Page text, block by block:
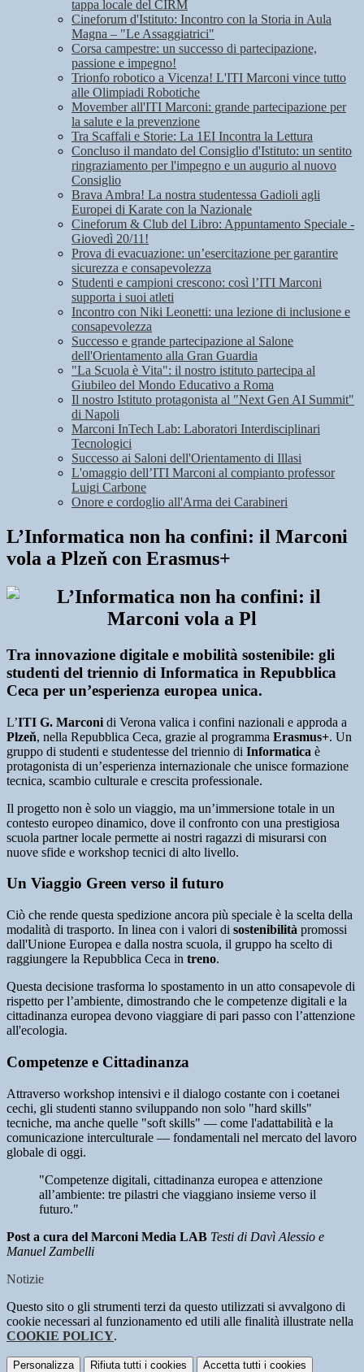
tappa locale del CIRM
Cineforum d'Istituto: Incontro con la Storia in Aula
Magna – "Le Assaggiatrici"
Corsa campestre: un successo di partecipazione,
passione e impegno!
Trionfo robotico a Vicenza! L'ITI Marconi vince tutto
alle Olimpiadi Robotiche
Movember all'ITI Marconi: grande partecipazione per
la salute e la prevenzione
Tra Scaffali e Storie: La 1EI Incontra la Lettura
Concluso il mandato del Consiglio d'Istituto: un sentito
ringraziamento per l'impegno e un augurio al nuovo
Consiglio
Brava Ambra! La nostra studentessa Gadioli agli
Europei di Karate con la Nazionale
Cineforum & Club del Libro: Appuntamento Speciale -
Giovedì 20/11!
Prova di evacuazione: un’esercitazione per garantire
sicurezza e consapevolezza
Studenti e campioni crescono: così l’ITI Marconi
supporta i suoi atleti
Incontro con Niki Leonetti: una lezione di inclusione e
consapevolezza
Successo e grande partecipazione al Salone
dell'Orientamento alla Gran Guardia
"La Scuola è Vita": il nostro istituto partecipa al
Giubileo del Mondo Educativo a Roma
Il nostro Istituto protagonista al "Next Gen AI Summit"
di Napoli
Marconi InTech Lab: Laboratori Interdisciplinari
Tecnologici
Successo ai Saloni dell'Orientamento di Illasi
L'omaggio dell’ITI Marconi al compianto professor
Luigi Carbone
Onore e cordoglio all'Arma dei Carabineri
L’Informatica non ha confini: il Marconi
vola a Plzeň con Erasmus+
Tra innovazione digitale e mobilità sostenibile: gli
studenti del triennio di Informatica in Repubblica
Ceca per un’esperienza europea unica.
L’ITI G. Marconi di Verona valica i confini nazionali e approda a
Plzeň, nella Repubblica Ceca, grazie al programma Erasmus+. Un
gruppo di studenti e studentesse del triennio di Informatica è
protagonista di un’esperienza internazionale che unisce formazione
tecnica, scambio culturale e crescita professionale.
Il progetto non è solo un viaggio, ma un’immersione totale in un
contesto europeo dinamico, dove il confronto con una prestigiosa
scuola partner locale permette ai nostri ragazzi di misurarsi con
nuove sfide e workshop tecnici di alto livello.
Un Viaggio Green verso il futuro
Ciò che rende questa spedizione ancora più speciale è la scelta della
modalità di trasporto. In linea con i valori di sostenibilità promossi
dall'Unione Europea e dalla nostra scuola, il gruppo ha scelto di
raggiungere la Repubblica Ceca in treno.
Questa decisione trasforma lo spostamento in un atto consapevole di
rispetto per l’ambiente, dimostrando che le competenze digitali e la
cittadinanza europea devono viaggiare di pari passo con l’attenzione
all'ecologia.
Competenze e Cittadinanza
Attraverso workshop intensivi e il dialogo costante con i coetanei
cechi, gli studenti stanno sviluppando non solo "hard skills"
tecniche, ma anche quelle "soft skills" — come l'adattabilità e la
comunicazione interculturale — fondamentali nel mercato del lavoro
globale di oggi.
"Competenze digitali, cittadinanza europea e attenzione
all’ambiente: tre pilastri che viaggiano insieme verso il
futuro."
Post a cura del Marconi Media LAB Testi di Davì Alessio e
Manuel Zambelli
Notizie
Questo sito o gli strumenti terzi da questo utilizzati si avvalgono di
cookie necessari al funzionamento ed utili alle finalità illustrate nella
COOKIE POLICY.
Personalizza Rifiuta tutti i cookies Accetta tutti i cookies